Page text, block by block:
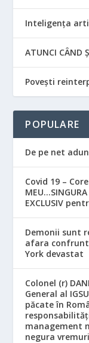
Inteligența
ATUNCI CÂND
Povești
POPULARE
De pe net
Covid 19 –
EXCLUSIV
Demonii sunt
afara
York devastat
Colonel (r)
General al
păcate în
management
negura